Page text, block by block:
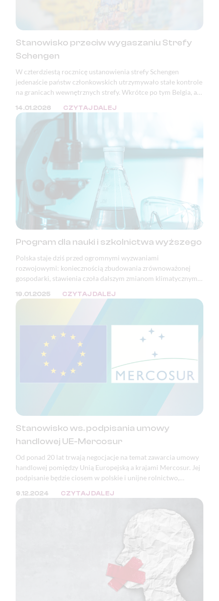
Stanowisko przeciw wygaszaniu Strefy
Schengen
W czterdziestą rocznicę ustanowienia strefy Schengen
jedenaście państw członkowskich utrzymywało stałe kontrole
na granicach wewnętrznych strefy. Wkrótce po tym Belgia, a
granicy z Niemcami. Podstawowe wolności Unii Europejskiej,
takie jak prawo obywateli państw członkowskich do
chronione. Zjednoczona Europa bez kontroli granicznych —
jedno z największych osiągnięć pokojowej integracji
kontynentu — jest poświęcana dla bieżących celów
14.01.2026 CZYTAJ DALEJ
Program dla nauki i szkolnictwa wyższego
Polska staje dziś przed ogromnymi wyzwaniami
rozwojowymi: koniecznością zbudowania zrównoważonej
gospodarki, stawienia czoła dalszym zmianom klimatycznym i
wykorzystaniem potencjału i szans wynikających z rewolucji
19.01.2025 CZYTAJ DALEJ
Stanowisko ws. podpisania umowy
handlowej UE-Mercosur
Od ponad 20 lat trwają negocjacje na temat zawarcia umowy
handlowej pomiędzy Unią Europejską a krajami Mercosur. Jej
podpisanie będzie ciosem w polskie i unijne rolnictwo,
względem ekologicznym, klimatycznym i demokratycznym.
9.12.2024 CZYTAJ DALEJ